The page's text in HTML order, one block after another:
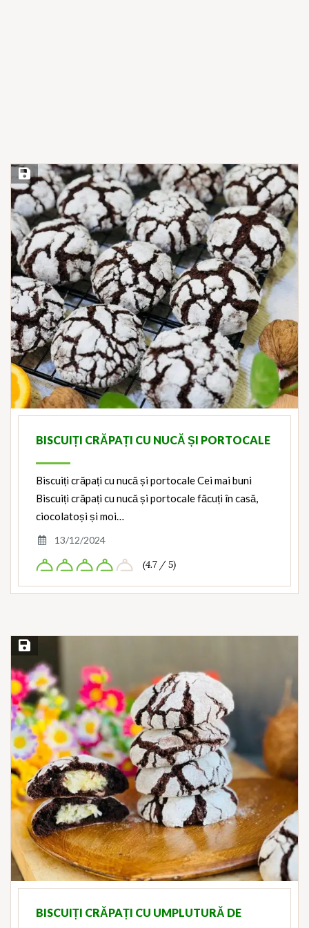
Save Recipe
BISCUIȚI CRĂPAȚI CU NUCĂ ȘI PORTOCALE
Biscuiți crăpați cu nucă și portocale Cei mai buni
Biscuiți crăpați cu nucă și portocale făcuți în casă,
ciocolatoși și moi…
13/12/2024
(4.7 / 5)
Save Recipe
BISCUIȚI CRĂPAȚI CU UMPLUTURĂ DE